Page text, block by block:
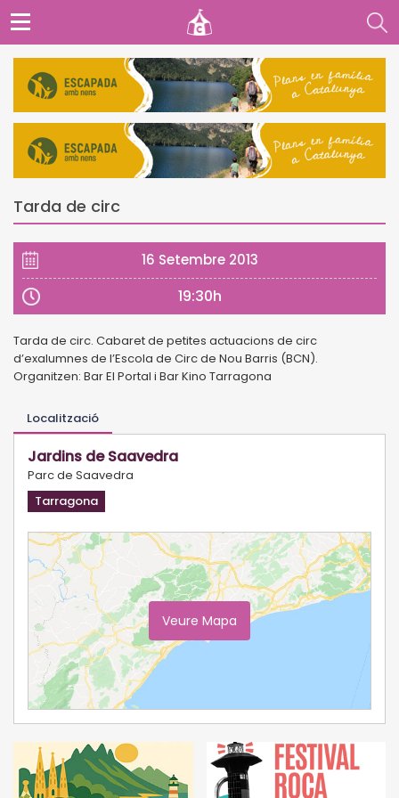
Tarda de circ
16 Setembre 2013
19:30h
Tarda de circ. Cabaret de petites actuacions de circ
d’exalumnes de l’Escola de Circ de Nou Barris (BCN).
Organitzen: Bar El Portal i Bar Kino Tarragona
Localització
Jardins de Saavedra
Parc de Saavedra
Tarragona
Veure Mapa